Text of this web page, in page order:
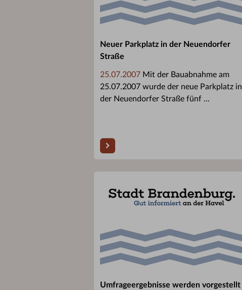
Neuer Parkplatz in der Neuendorfer
Straße
25.07.2007 Mit der Bauabnahme am
25.07.2007 wurde der neue Parkplatz in
der Neuendorfer Straße fünf ...
Umfrageergebnisse werden vorgestellt